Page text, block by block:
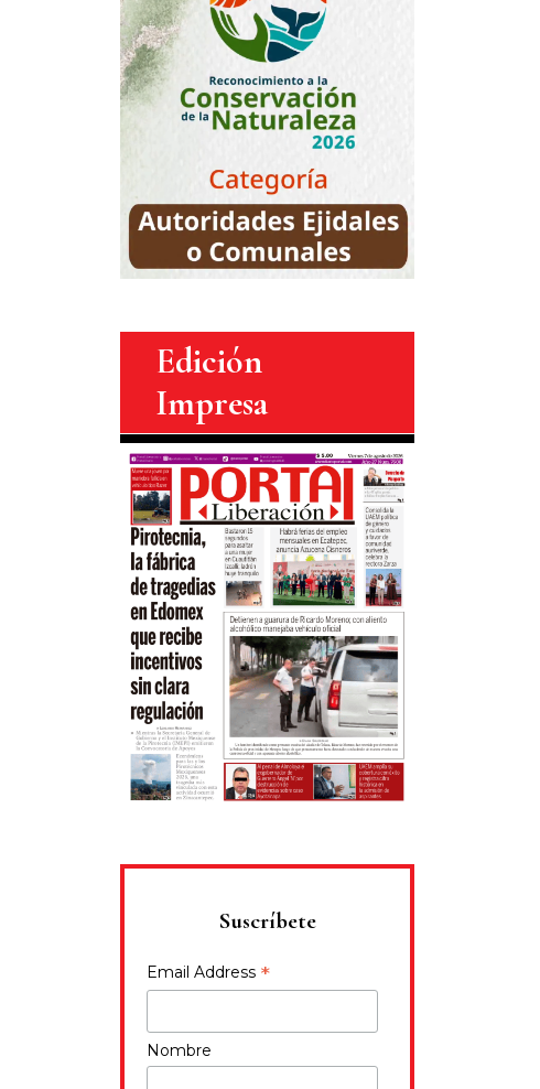
Edición
Impresa
Suscríbete
Email Address *
Nombre